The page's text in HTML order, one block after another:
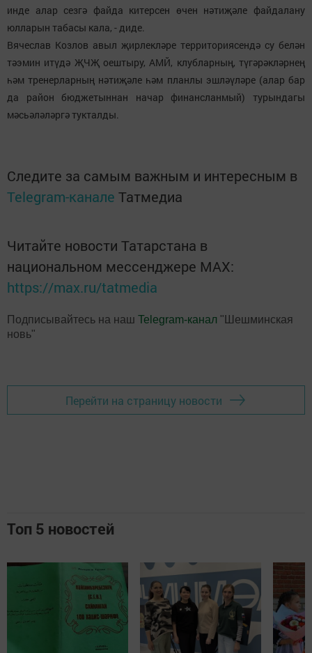
инде алар сезгә файда китерсен өчен нәтиҗәле файдалану
юлларын табасы кала, - диде.
Вячеслав Козлов авыл җирлекләре территориясендә су белән
тәэмин итүдә ҖЧҖ оештыру, АМЙ, клубларның, түгәрәкләрнең
һәм тренерларның нәтиҗәле һәм планлы эшләүләре (алар бар
да район бюджетыннан начар финансланмый) турындагы
мәсьәләләргә тукталды.
Следите за самым важным и интересным в
Telegram-канале Татмедиа
Читайте новости Татарстана в
национальном мессенджере MАХ:
https://max.ru/tatmedia
Подписывайтесь на наш Telegram-канал "Шешминская
новь"
Перейти на страницу новости
Топ 5 новостей